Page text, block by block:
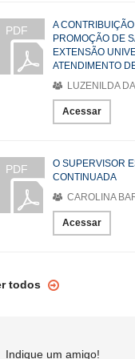
PDF
A
PROMOÇÃO DE
EXTENSÃO
ATENDIMENTO
LUZENILDA
Acessar
PDF
O SUPERVISOR
CONTINUADA
CAROLINA
Acessar
todos
Indique um amigo!